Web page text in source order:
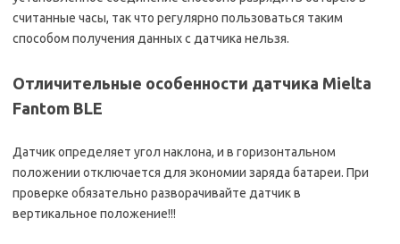
считанные часы, так что регулярно пользоваться таким
способом получения данных с датчика нельзя.
Отличительные особенности датчика Mielta
Fantom BLE
Датчик определяет угол наклона, и в горизонтальном
положении отключается для экономии заряда батареи. При
проверке обязательно разворачивайте датчик в
вертикальное положение!!!